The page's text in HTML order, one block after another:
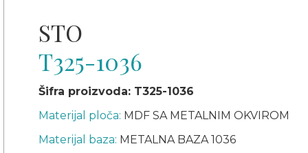
STO
T325-1036
Šifra proizvoda: T325-1036
Materijal ploča: MDF SA METALNIM OKVIROM
Materijal baza: METALNA BAZA 1036